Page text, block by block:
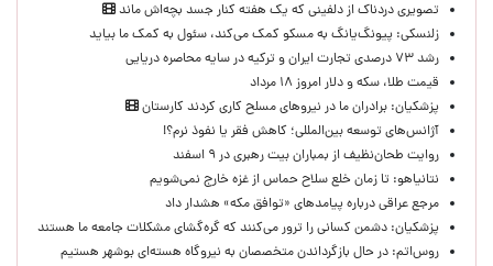
تصویری دردناک از دلفینی که یک هفته کنار جسد بچه‌اش ماند
زلنسکی: پیونگ‌یانگ به مسکو کمک می‌کند، سئول به کمک ما بیاید
رشد ۷۳ درصدی تجارت ایران و ترکیه در سایه محاصره دریایی
قیمت طلا، سکه و دلار امروز ۱۸ مرداد
پزشکیان: برادران ما در نیروهای مسلح کاری کردند کارستان
آژانس‌های توسعه بین‌المللی؛ کاهش فقر یا نفوذ نرم؟!
روایت طحان‌نظیف از بمباران بیت رهبری در ۹ اسفند
نتانیاهو: تا زمان خلع سلاح حماس از غزه خارج نمی‌شویم
مرجع عراقی درباره پیامدهای «توافق مکه» هشدار داد
پزشکیان: دشمن کسانی را ترور می‌کنند که گره‌گشای مشکلات جامعه ما هستند
روس‌اتم: در حال بازگرداندن متخصصان به نیروگاه هسته‌ای بوشهر هستیم